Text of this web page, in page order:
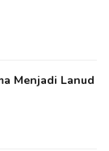
Menjadi Lanud